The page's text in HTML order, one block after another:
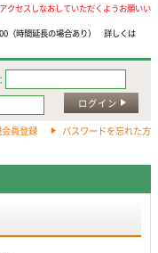
クセスしなおしていただくようお願いい
（時間延長の場合あり） 詳しくは
ログイン
員登録 パスワードを忘れた方